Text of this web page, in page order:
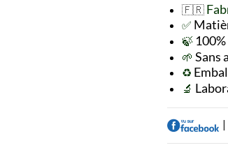
🇫🇷
✅
🍃
🌱 Sans
♻️
🔬
|